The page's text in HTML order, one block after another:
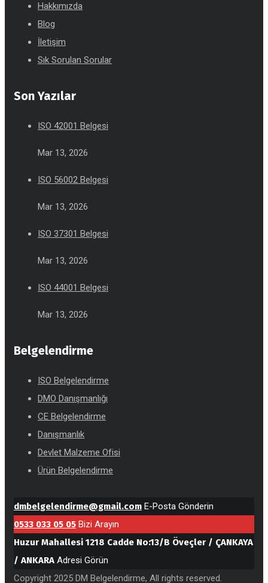
Hakkımızda
Blog
İletişim
Sık Sorulan Sorular
Son Yazılar
ISO 42001 Belgesi
Mar 13, 2026
ISO 56002 Belgesi
Mar 13, 2026
ISO 37301 Belgesi
Mar 13, 2026
ISO 44001 Belgesi
Mar 13, 2026
Belgelendirme
ISO Belgelendirme
DMO Danışmanlığı
CE Belgelendirme
Danışmanlık
Devlet Malzeme Ofisi
Ürün Belgelendirme
dmbelgelendirme@gmail.com E-Posta Gönderin
0533 033 05 05 Bizi Arayın
Huzur Mahallesi 1218 Cadde No:13/B Öveçler / ÇANKAYA
/ ANKARA Adresi Görün
Copyright 2025 DM Belgelendirme, All rights reserved.